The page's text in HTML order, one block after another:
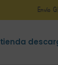
Envío
tienda